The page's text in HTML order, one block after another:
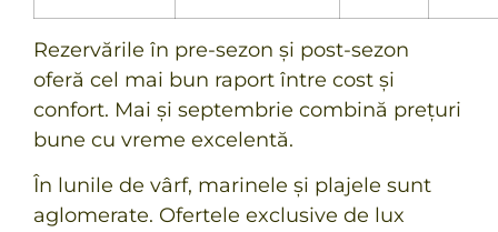
Rezervările în pre-sezon și post-sezon
oferă cel mai bun raport între cost și
confort. Mai și septembrie combină prețuri
bune cu vreme excelentă.
În lunile de vârf, marinele și plajele sunt
aglomerate. Ofertele exclusive de lux